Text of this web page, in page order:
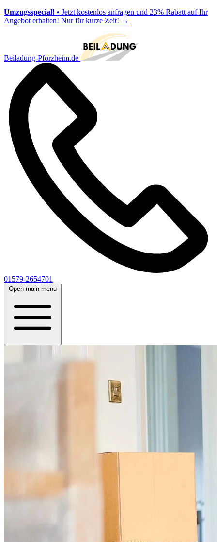
Umzugsspecial! • Jetzt kostenlos anfragen und 23% Rabatt auf Ihr
Angebot erhalten! Nur für kurze Zeit! →
Beiladung-Pforzheim.de
01579-2654701
Open main menu